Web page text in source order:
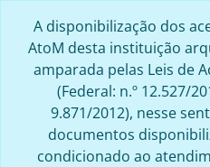
A disponibilização dos
AtoM desta instituição
amparada pelas Leis de
(Federal: n.º 12.527/
9.871/2012), nesse
documentos
condicionado ao